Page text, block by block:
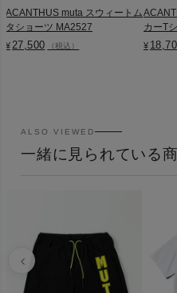
ACANTHUS muta スウィートム
タショーツ MA2527
¥ 27,500 （税込）
カーT
¥
ALSO VIEWED
一緒に見られている